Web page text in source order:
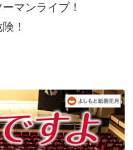
マンライブ！
！